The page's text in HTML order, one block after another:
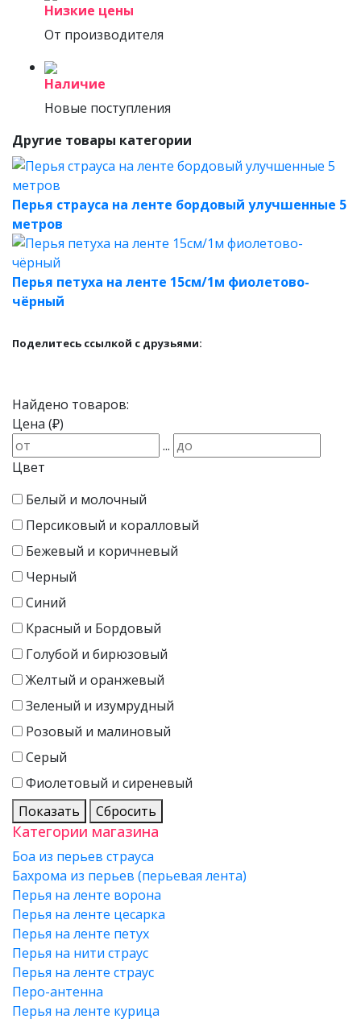
Низкие цены
От производителя
Наличие
Новые поступления
Другие товары категории
Перья страуса на ленте бордовый улучшенные 5
метров
Перья петуха на ленте 15см/1м фиолетово-
чёрный
Поделитесь ссылкой с друзьями:
Найдено товаров:
Цена (₽)
...
Цвет
Белый и молочный
Персиковый и коралловый
Бежевый и коричневый
Черный
Синий
Красный и Бордовый
Голубой и бирюзовый
Желтый и оранжевый
Зеленый и изумрудный
Розовый и малиновый
Серый
Фиолетовый и сиреневый
Показать
Сбросить
Категории магазина
Боа из перьев страуса
Бахрома из перьев (перьевая лента)
Перья на ленте ворона
Перья на ленте цесарка
Перья на ленте петух
Перья на нити страус
Перья на ленте страус
Перо-антенна
Перья на ленте курица